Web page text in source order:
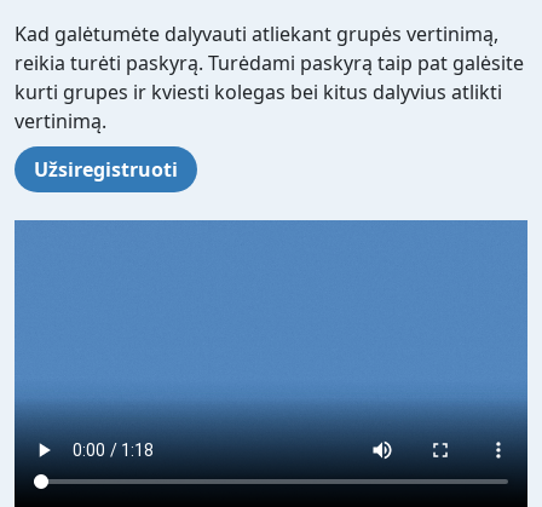
Kad galėtumėte dalyvauti atliekant grupės vertinimą,
reikia turėti paskyrą. Turėdami paskyrą taip pat galėsite
kurti grupes ir kviesti kolegas bei kitus dalyvius atlikti
vertinimą.
Užsiregistruoti